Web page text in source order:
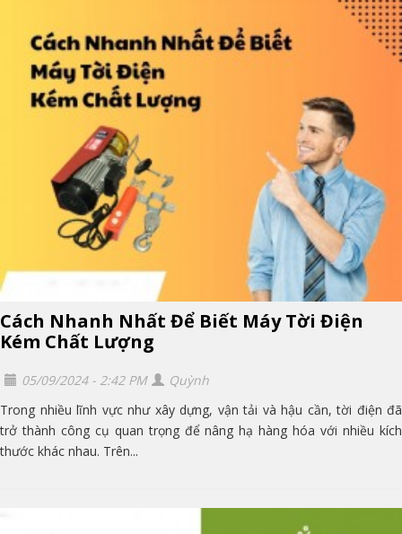
Cách Nhanh Nhất Để Biết Máy Tời Điện
Kém Chất Lượng
05/09/2024 - 2:42 PM
Quỳnh
Trong nhiều lĩnh vực như xây dựng, vận tải và hậu cần, tời điện đã
trở thành công cụ quan trọng để nâng hạ hàng hóa với nhiều kích
thước khác nhau. Trên...